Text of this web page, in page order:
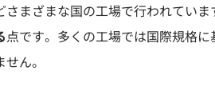
まざまな国の工場で行われていま
点です。多くの工場では国際規格に
ん。